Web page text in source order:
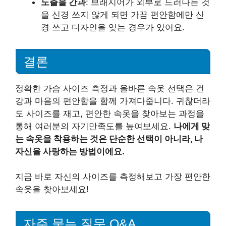
을 신경 쓰지 않게 되면 가끔 편안함에만 신
경 쓰고 디자인을 잊는 경우가 있어요.
결론
정확한 가슴 사이즈 측정과 올바른 속옷 선택은 건
강과 마음의 편안함을 함께 가져다줍니다. 귀찮더라
도 사이즈를 재고, 편안한 속옷을 찾아보는 과정을
통해 여러분의 자기만족도를 높여보세요. 나에게 맞
는 속옷을 착용하는 것은 단순한 선택이 아니라, 나
자신을 사랑하는 방법이에요.
지금 바로 자신의 사이즈를 측정해보고 가장 편안한
속옷을 찾아보세요!